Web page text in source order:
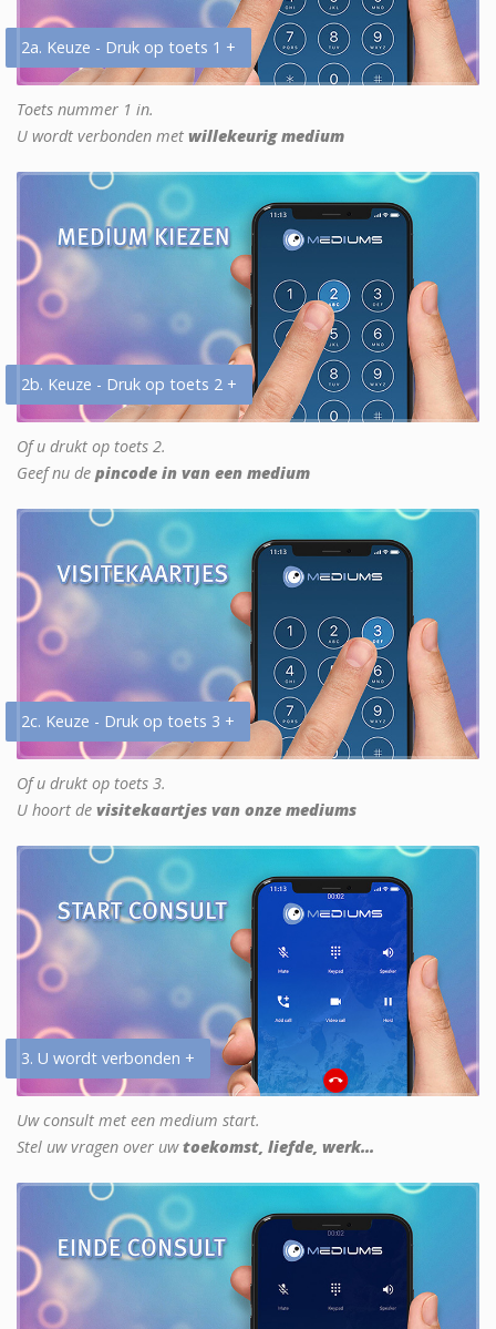
2a. Keuze - Druk op toets 1 +
Toets nummer 1 in.
U wordt verbonden met willekeurig medium
2b. Keuze - Druk op toets 2 +
Of u drukt op toets 2.
Geef nu de pincode in van een medium
2c. Keuze - Druk op toets 3 +
Of u drukt op toets 3.
U hoort de visitekaartjes van onze mediums
3. U wordt verbonden +
Uw consult met een medium start.
Stel uw vragen over uwtoekomst, liefde, werk...